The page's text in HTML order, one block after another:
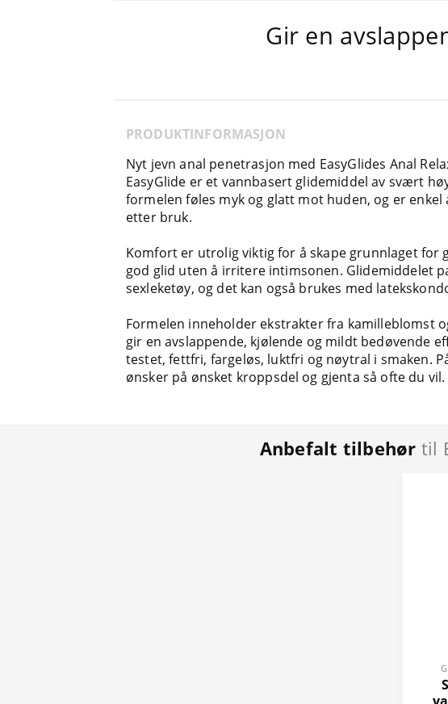
Gir en
PRODUKTINFORMASJON
Nyt jevn anal penetrasjon med EasyGlides Anal
EasyGlide er et vannbasert glidemiddel av svært
formelen føles myk og glatt mot huden, og er enkel
etter bruk.
Komfort er utrolig viktig for å skape grunnlaget for
god glid uten å irritere intimsonen. Glidemiddelet
sexleketøy, og det kan også brukes med
Formelen inneholder ekstrakter fra kamilleblomst
gir en avslappende, kjølende og mildt bedøvende
testet, fettfri, fargeløs, luktfri og nøytral i smaken.
ønsker på ønsket kroppsdel og gjenta så ofte du vil.
Anbefalt tilbehør til